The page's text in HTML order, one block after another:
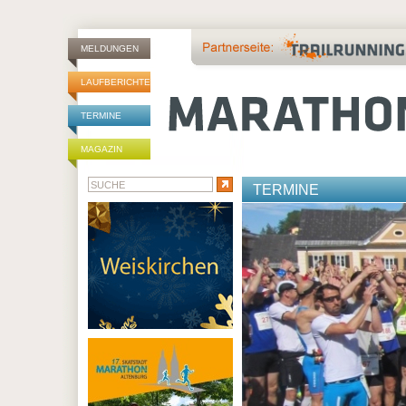
MELDUNGEN
LAUFBERICHTE
TERMINE
MAGAZIN
TERMINE